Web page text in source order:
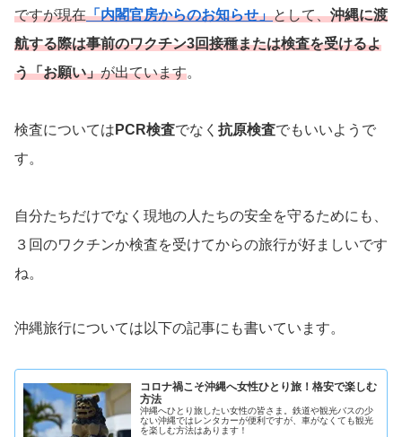
ですが現在「内閣官房からのお知らせ」として、沖縄に渡
航する際は事前のワクチン3回接種または検査を受けるよ
う「お願い」が出ています。
検査については PCR検査でなく 抗原検査でもいいようで
す。
自分たちだけでなく現地の人たちの安全を守るためにも、
３回のワクチンか検査を受けてからの旅行が好ましいです
ね。
沖縄旅行については以下の記事にも書いています。
コロナ禍こそ沖縄へ女性ひとり旅！格安で楽しむ
方法
沖縄へひとり旅したい女性の皆さま。鉄道や観光バスの少
ない沖縄ではレンタカーが便利ですが、車がなくても観光
を楽しむ方法はあります！